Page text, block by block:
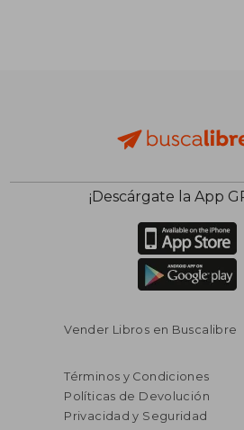
¡Descárgate la App
Vender Libros en Buscalibre
Términos y Condiciones
Políticas de Devolución
Privacidad y Seguridad